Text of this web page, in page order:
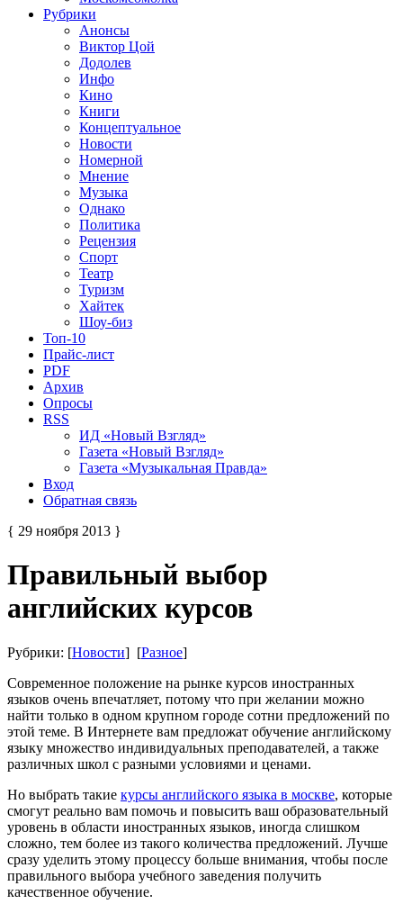
Рубрики
Анонсы
Виктор Цой
Додолев
Инфо
Кино
Книги
Концептуальное
Новости
Номерной
Мнение
Музыка
Однако
Политика
Рецензия
Спорт
Театр
Туризм
Хайтек
Шоу-биз
Топ-10
Прайс-лист
PDF
Архив
Опросы
RSS
ИД «Новый Взгляд»
Газета «Новый Взгляд»
Газета «Музыкальная Правда»
Вход
Обратная связь
{ 29 ноября 2013 }
Правильный выбор
английских курсов
Рубрики: [Новости] [Разное]
Современное положение на рынке курсов иностранных
языков очень впечатляет, потому что при желании можно
найти только в одном крупном городе сотни предложений по
этой теме. В Интернете вам предложат обучение английскому
языку множество индивидуальных преподавателей, а также
различных школ с разными условиями и ценами.
Но выбрать такие курсы английского языка в москве, которые
смогут реально вам помочь и повысить ваш образовательный
уровень в области иностранных языков, иногда слишком
сложно, тем более из такого количества предложений. Лучше
сразу уделить этому процессу больше внимания, чтобы после
правильного выбора учебного заведения получить
качественное обучение.